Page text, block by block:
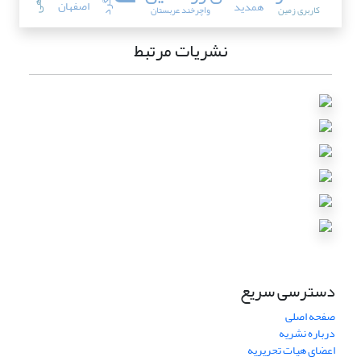
اصفهان همدید واچرخند عربستان کاربری زمین
نشریات مرتبط
دسترسی سریع
صفحه اصلی
درباره نشریه
اعضای هیات تحریریه